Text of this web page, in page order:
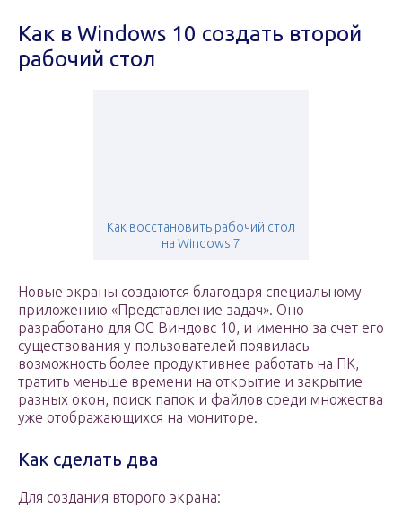
Как в Windows 10 создать второй
рабочий стол
Как восстановить рабочий стол
на Windows 7
Новые экраны создаются благодаря специальному
приложению «Представление задач». Оно
разработано для ОС Виндовс 10, и именно за счет его
существования у пользователей появилась
возможность более продуктивнее работать на ПК,
тратить меньше времени на открытие и закрытие
разных окон, поиск папок и файлов среди множества
уже отображающихся на мониторе.
Как сделать два
Для создания второго экрана: